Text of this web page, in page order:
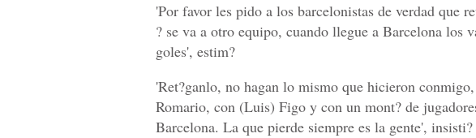
'Por favor les pido a los barcelonistas de verdad que
? se va a otro equipo, cuando llegue a Barcelona los
goles', estim?
'Ret?ganlo, no hagan lo mismo que hicieron
Romario, con (Luis) Figo y con un mont? de
Barcelona. La que pierde siempre es la gente', insisti?